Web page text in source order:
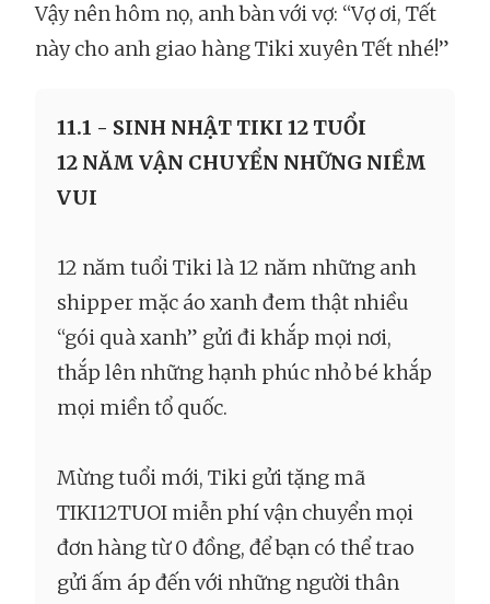
Vậy nên hôm nọ, anh bàn với vợ: “Vợ ơi, Tết
này cho anh giao hàng Tiki xuyên Tết nhé!”
11.1 - SINH NHẬT TIKI 12 TUỔI
12 NĂM VẬN CHUYỂN NHỮNG NIỀM
VUI
12 năm tuổi Tiki là 12 năm những anh
shipper mặc áo xanh đem thật nhiều
“gói quà xanh” gửi đi khắp mọi nơi,
thắp lên những hạnh phúc nhỏ bé khắp
mọi miền tổ quốc.
Mừng tuổi mới, Tiki gửi tặng mã
TIKI12TUOI miễn phí vận chuyển mọi
đơn hàng từ 0 đồng, để bạn có thể trao
gửi ấm áp đến với những người thân